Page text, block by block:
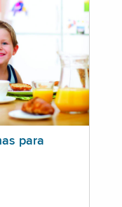
para